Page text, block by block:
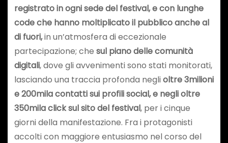
registrato in ogni sede del festival, e con lunghe
code che hanno moltiplicato il pubblico anche al
di fuori,in un’atmosfera di eccezionale
partecipazione; che sul piano delle comunità
digitali, dove gli avvenimenti sono stati monitorati,
lasciando una traccia profonda neglioltre 3milioni
e 200mila contatti sui profili social, e negli oltre
350mila click sul sito del festival, per i cinque
giorni della manifestazione. Fra i protagonisti
accolti con maggiore entusiasmo nel corso del